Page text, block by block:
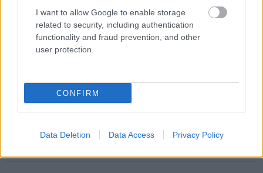
I want to allow Google to enable storage
related to security, including authentication
functionality and fraud prevention, and other
user protection.
CONFIRM
Data Deletion Data Access Privacy Policy
megnyílt
kormányhivatal
nyitvatartásit a
Vármegyei